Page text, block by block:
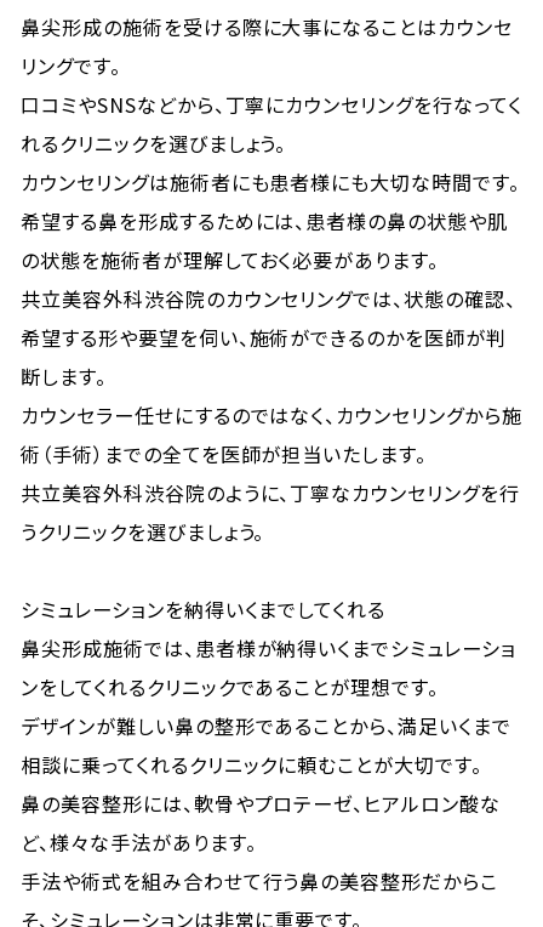
鼻尖形成の施術を受ける際に大事になることはカウンセ
リングです。
口コミやSNSなどから、丁寧にカウンセリングを行なってく
れるクリニックを選びましょう。
カウンセリングは施術者にも患者様にも大切な時間です。
希望する鼻を形成するためには、患者様の鼻の状態や肌
の状態を施術者が理解しておく必要があります。
共立美容外科渋谷院のカウンセリングでは、状態の確認、
希望する形や要望を伺い、施術ができるのかを医師が判
断します。
カウンセラー任せにするのではなく、カウンセリングから施
術（手術）までの全てを医師が担当いたします。
共立美容外科渋谷院のように、丁寧なカウンセリングを行
うクリニックを選びましょう。
シミュレーションを納得いくまでしてくれる
鼻尖形成施術では、患者様が納得いくまでシミュレーショ
ンをしてくれるクリニックであることが理想です。
デザインが難しい鼻の整形であることから、満足いくまで
相談に乗ってくれるクリニックに頼むことが大切です。
鼻の美容整形には、軟骨やプロテーゼ、ヒアルロン酸な
ど、様々な手法があります。
手法や術式を組み合わせて行う鼻の美容整形だからこ
そ、シミュレーションは非常に重要です。